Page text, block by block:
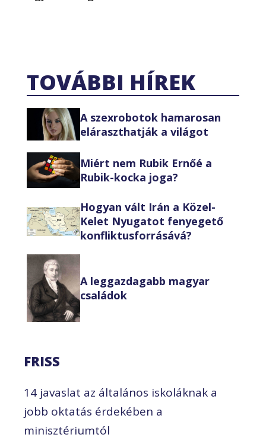
TOVÁBBI HÍREK
A szexrobotok hamarosan
eláraszthatják a világot
Miért nem Rubik Ernőé a
Rubik-kocka joga?
Hogyan vált Irán a Közel-
Kelet Nyugatot fenyegető
konfliktusforrásává?
A leggazdagabb magyar
családok
FRISS
14 javaslat az általános iskoláknak a
jobb oktatás érdekében a
minisztériumtól